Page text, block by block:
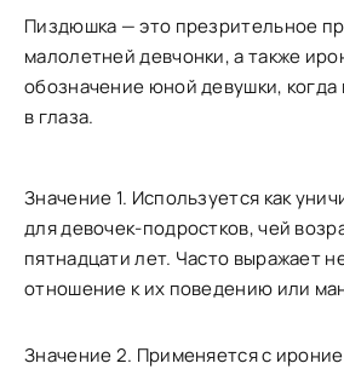
Пиздюшка — это презрительное
малолетней девчонки, а также
обозначение юной девушки, когда
в глаза.
Значение 1. Используется как
для девочек-подростков, чей
пятнадцати лет. Часто выражает
отношение к их поведению или
Значение 2. Применяется с